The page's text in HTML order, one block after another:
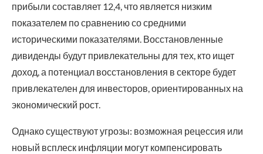
прибыли составляет 12,4, что является низким
показателем по сравнению со средними
историческими показателями. Восстановленные
дивиденды будут привлекательны для тех, кто ищет
доход, а потенциал восстановления в секторе будет
привлекателен для инвесторов, ориентированных на
экономический рост.
Однако существуют угрозы: возможная рецессия или
новый всплеск инфляции могут компенсировать